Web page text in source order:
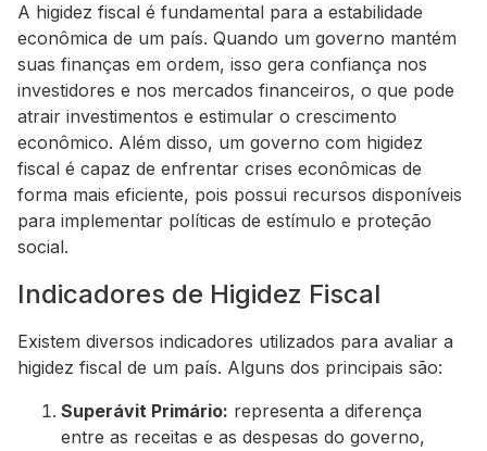
A higidez fiscal é fundamental para a estabilidade
econômica de um país. Quando um governo mantém
suas finanças em ordem, isso gera confiança nos
investidores e nos mercados financeiros, o que pode
atrair investimentos e estimular o crescimento
econômico. Além disso, um governo com higidez
fiscal é capaz de enfrentar crises econômicas de
forma mais eficiente, pois possui recursos disponíveis
para implementar políticas de estímulo e proteção
social.
Indicadores de Higidez Fiscal
Existem diversos indicadores utilizados para avaliar a
higidez fiscal de um país. Alguns dos principais são:
Superávit Primário: representa a diferença
entre as receitas e as despesas do governo,